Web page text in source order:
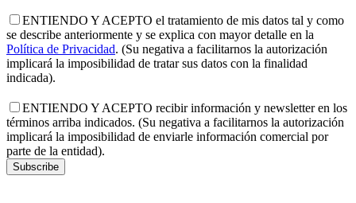
ENTIENDO Y ACEPTO el tratamiento de mis datos tal y como
se describe anteriormente y se explica con mayor detalle en la
Política de Privacidad. (Su negativa a facilitarnos la autorización
implicará la imposibilidad de tratar sus datos con la finalidad
indicada).
ENTIENDO Y ACEPTO recibir información y newsletter en los
términos arriba indicados. (Su negativa a facilitarnos la autorización
implicará la imposibilidad de enviarle información comercial por
parte de la entidad).